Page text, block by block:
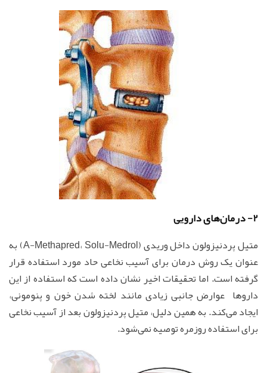
2- درمان‌های دارویی
متیل پردنیزولون داخل وریدی (A-Methapred، Solu-Medrol) به
عنوان یک روش درمان برای آسیب نخاعی حاد مورد استفاده قرار
گرفته است. اما تحقیقات اخیر نشان داده است که استفاده از این
داروها عوارض جانبی زیادی مانند لخته شدن خون و پنومونی،
ایجاد می‌کند. به همین دلیل، متيل پردنیزولون بعد از آسیب نخاعی
برای استفاده روزمره توصیه نمی‌شود.